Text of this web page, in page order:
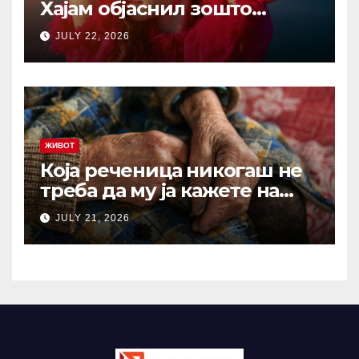
Хајам објаснил зошто
никогаш не треба да се
жалиме на животот: И по
1.000 години ова сè уште е
еден од најдобрите совети
JULY 22, 2026
ЖИВОТ
Која реченица никогаш не
треба да му ја кажете на
вашиот остарен родител?
Зборови што отвораат рани
кои никогаш не
JULY 21, 2026